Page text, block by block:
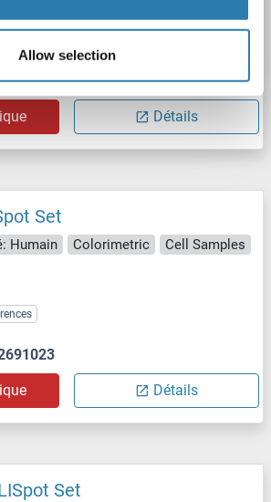
Allow selection
Détails
Set
Humain Colorimetric
Cell Samples
Détails
Set